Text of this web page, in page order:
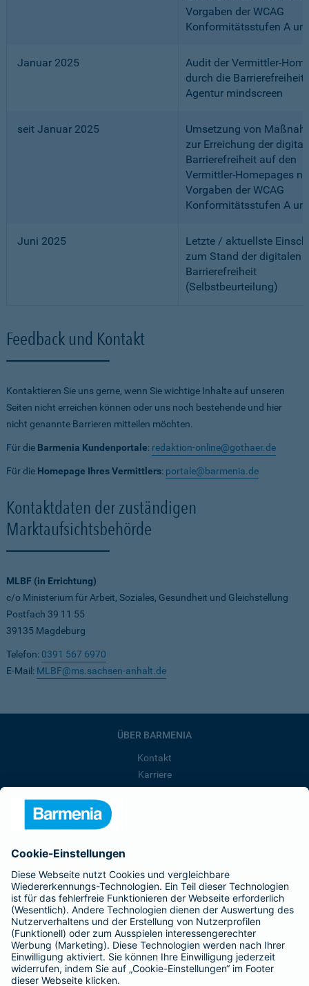
Vorgaben der WCAG
Konformitätsstufen A
Januar 2025
Audit der Vermittler-
durch die
Agentur mindscreen
seit Januar 2025
Umsetzung von
zur Erreichung der
Barrierefreiheit auf den
Vermittler-Homepages
Vorgaben der WCAG
Konformitätsstufen A
Juni 2025
Letzte / aktuellste
zum Stand der digitalen
Barrierefreiheit
(Selbstbeurteilung)
Feedback und Kontakt
Kontaktieren Sie uns gerne, wenn Sie wichtige Inhalte auf unseren
Seiten nicht erreichen können oder uns noch bestehende und hier
nicht genannte Barrieren mitteilen möchten.
Für die Barmenia Kundenportale: redaktion-online@gothaer.de
Für die Homepage Ihres Vermittlers: portale@barmenia.de
Kontaktdaten der zuständigen
Marktaufsichtsbehörde
MLBF (in Errichtung)
c/o Ministerium für Arbeit, Soziales, Gesundheit und Gleichstellung
Postfach 39 11 55
39135 Magdeburg
Telefon: 0391 567 6970
E-Mail: MLBF@ms.sachsen-anhalt.de
ÜBER BARMENIA
Kontakt
Karriere
Presse
Barmenia ist Teil der BarmeniaGothaer
BELIEBTE SEITEN
Kranken-Zusatzversicherung
Tierversicherungen
Haftpflichtversicherung
Hausratversicherung